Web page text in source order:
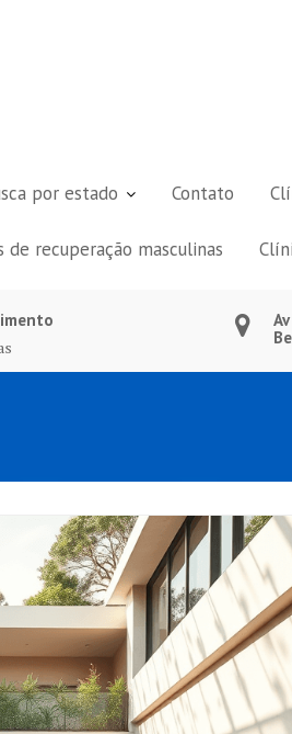
por estado Contato
de recuperação masculinas